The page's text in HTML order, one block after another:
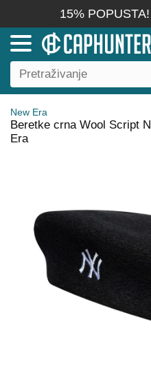
15% POPUSTA!
New Era
Beretke crna Wool Script
Era